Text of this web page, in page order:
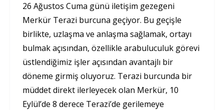
26 Ağustos Cuma günü iletişim gezegeni
Merkür Terazi burcuna geçiyor. Bu geçişle
birlikte, uzlaşma ve anlaşma sağlamak, ortayı
bulmak açısından, özellikle arabuluculuk görevi
üstlendiğimiz işler açısından avantajlı bir
döneme girmiş oluyoruz. Terazi burcunda bir
müddet direkt ilerleyecek olan Merkür, 10
Eylül’de 8 derece Terazi’de gerilemeye